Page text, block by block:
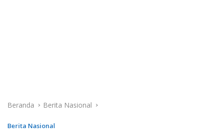
Beranda Berita Nasional
Berita Nasional